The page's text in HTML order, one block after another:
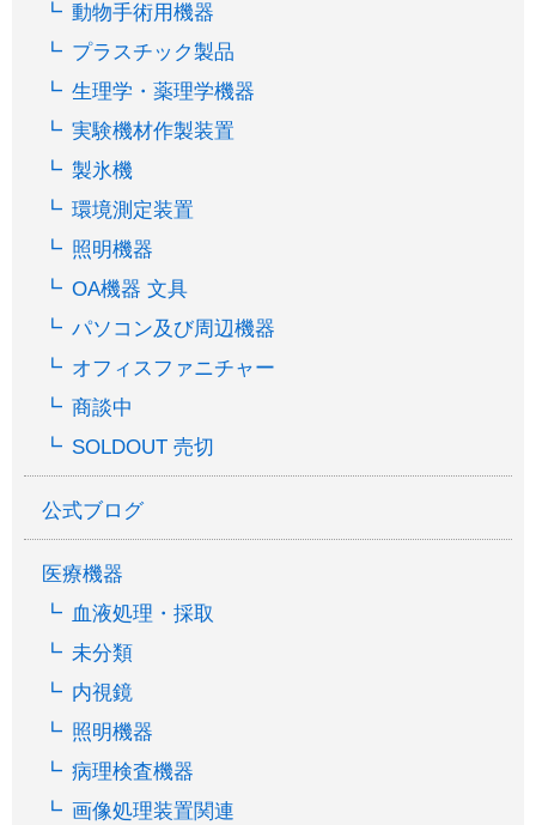
動物手術用機器
プラスチック製品
生理学・薬理学機器
実験機材作製装置
製氷機
環境測定装置
照明機器
OA機器 文具
パソコン及び周辺機器
オフィスファニチャー
商談中
SOLDOUT 売切
公式ブログ
医療機器
血液処理・採取
未分類
内視鏡
照明機器
病理検査機器
画像処理装置関連